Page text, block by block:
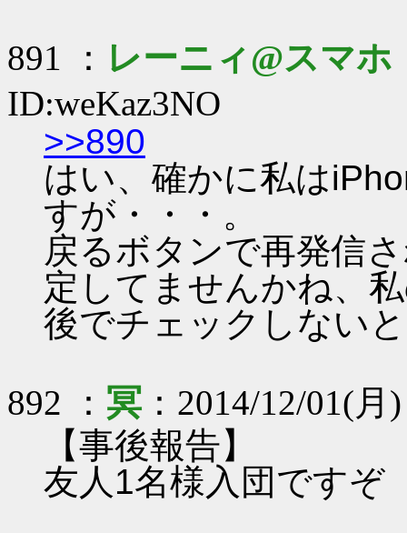
891 ： レーニィ@スマホ
ID:weKaz3NO
>>890
はい、確かに私は
すが・・・。
戻るボタンで再発信
定してませんかね、
後でチェックしない
892 ： 冥 ：2014/12/01(
【事後報告】
友人1名様入団ですぞ